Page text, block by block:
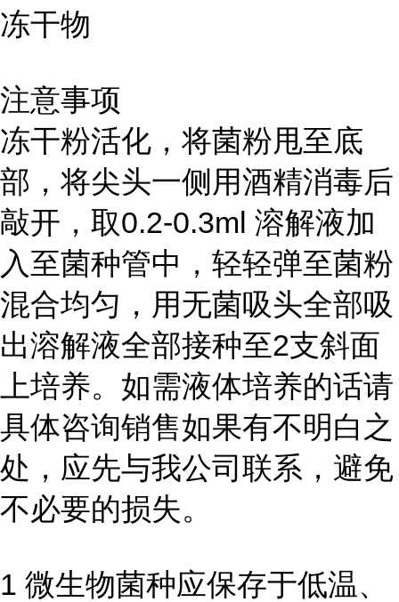
冻干物
注意事项
冻干粉活化，将菌粉甩至底
部，将尖头一侧用酒精消毒后
敲开，取0.2-0.3ml 溶解液加
入至菌种管中，轻轻弹至菌粉
混合均匀，用无菌吸头全部吸
出溶解液全部接种至2支斜面
上培养。如需液体培养的话请
具体咨询销售如果有不明白之
处，应先与我公司联系，避免
不必要的损失。
1 微生物菌种应保存于低温、